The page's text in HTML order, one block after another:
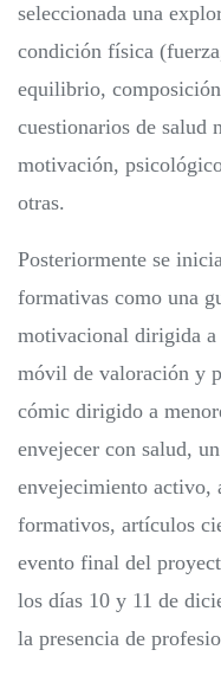
seleccionada una
condición física
equilibrio,
cuestionarios de salud
motivación,
otras.
Posteriormente se
formativas como una
motivacional dirigida a
móvil de valoración y
cómic dirigido a
envejecer con salud,
envejecimiento activo,
formativos, artículos
evento final del
los días 10 y 11 de
la presencia de